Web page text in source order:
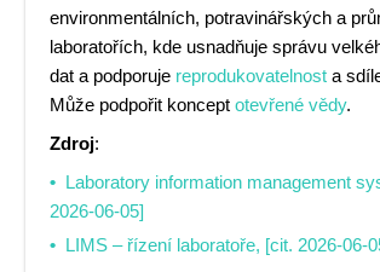
environmentálních, potravinářských a
laboratořích, kde usnadňuje správu
dat a podporuje reprodukovatelnost a
Může podpořit koncept otevřené vědy.
Zdroj:
Laboratory information management
2026-06-05]
LIMS – řízení laboratoře, [cit. 2026-06-